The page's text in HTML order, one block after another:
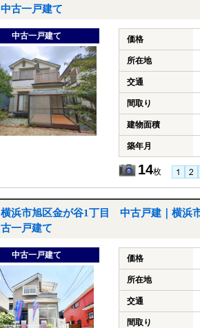
中古一戸建て
中古一戸建て 価格
所在地
交通
間取り
建物面積
築年月
14枚
横浜市旭区金が谷1丁目 中古戸建｜横浜
古一戸建て
中古一戸建て 価格
所在地
交通
間取り